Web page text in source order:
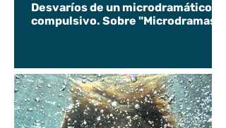
Desvaríos de un microdramático
compulsivo. Sobre "Microdramas".